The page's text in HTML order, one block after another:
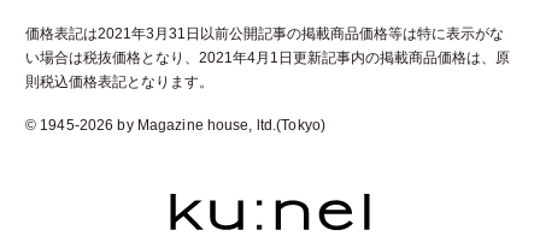
価格表記は2021年3月31日以前公開記事の掲載商品価格等は特に表示がな
い場合は税抜価格となり、2021年4月1日更新記事内の掲載商品価格は、 原
則税込価格表記となります。
© 1945-2026 by Magazine house, ltd.(Tokyo)